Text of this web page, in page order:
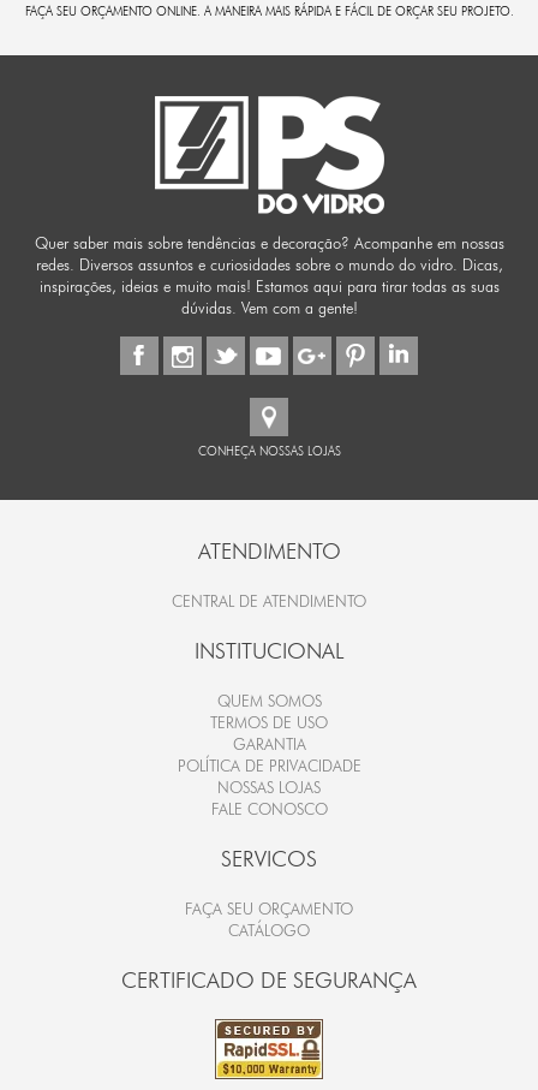
FAÇA SEU ORÇAMENTO ONLINE. A MANEIRA MAIS RÁPIDA E FÁCIL DE ORÇAR SEU PROJETO.
Quer saber mais sobre tendências e decoração? Acompanhe em nossas
redes. Diversos assuntos e curiosidades sobre o mundo do vidro. Dicas,
inspirações, ideias e muito mais! Estamos aqui para tirar todas as suas
dúvidas. Vem com a gente!
CONHEÇA NOSSAS LOJAS
ATENDIMENTO
CENTRAL DE ATENDIMENTO
INSTITUCIONAL
QUEM SOMOS
TERMOS DE USO
GARANTIA
POLÍTICA DE PRIVACIDADE
NOSSAS LOJAS
FALE CONOSCO
SERVICOS
FAÇA SEU ORÇAMENTO
CATÁLOGO
CERTIFICADO DE SEGURANÇA